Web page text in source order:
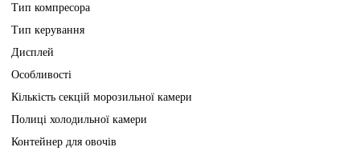
Тип компресора
Тип керування
Дисплей
Особливості
Кількість секцій морозильної камери
Полиці холодильної камери
Контейнер для овочів